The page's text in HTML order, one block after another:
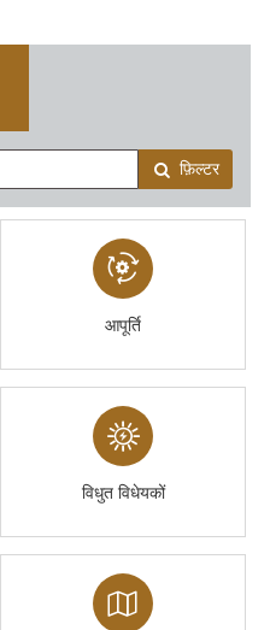
फ़िल्टर
आपूर्ति
विधुत विधेयकों